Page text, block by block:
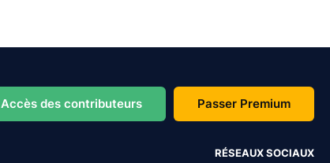
Accès des contributeurs Passer Premium
RÉSEAUX SOCIAUX